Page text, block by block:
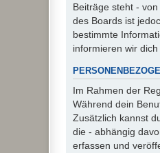
Beiträge steht -
des Boards ist
bestimmte
informieren wir
Im Rahmen der
Während dein
Zusätzlich kannst
die - abhängig
erfassen und